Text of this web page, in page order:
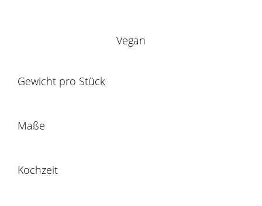
Vegan
Gewicht pro Stück
Maße
Kochzeit